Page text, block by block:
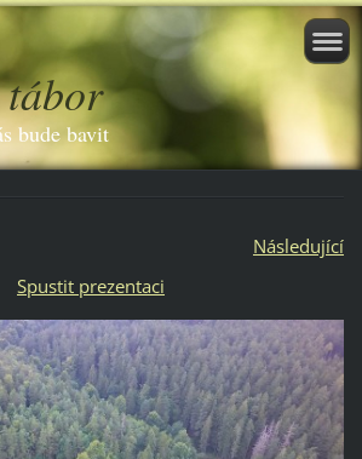
tábor
bude bavit
Následující
Spustit prezentaci